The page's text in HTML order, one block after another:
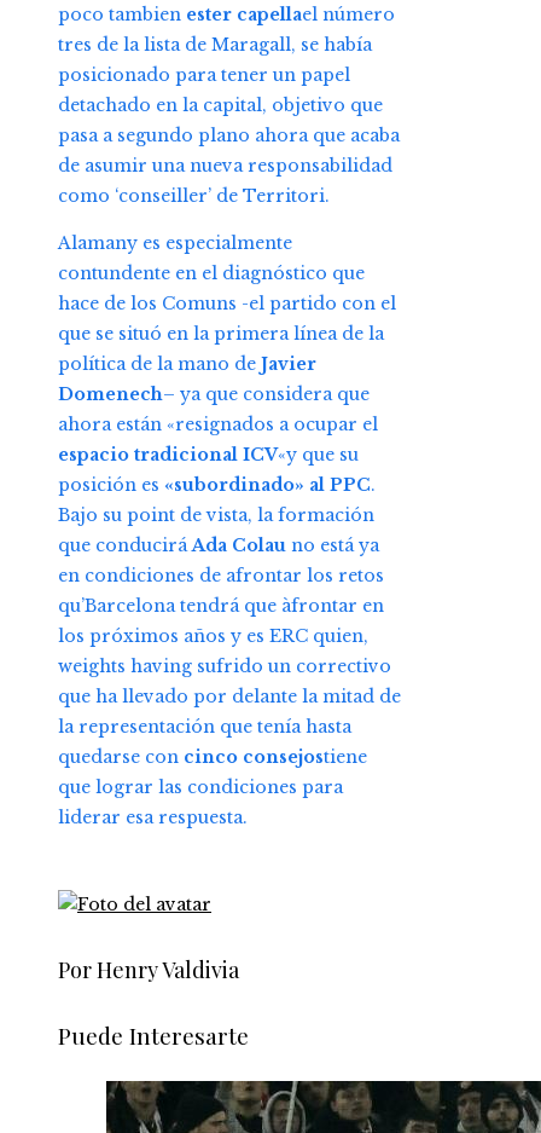
poco tambien ester capellael número
tres de la lista de Maragall, se había
posicionado para tener un papel
detachado en la capital, objetivo que
pasa a segundo plano ahora que acaba
de asumir una nueva responsabilidad
como ‘conseiller’ de Territori.
Alamany es especialmente
contundente en el diagnóstico que
hace de los Comuns -el partido con el
que se situó en la primera línea de la
política de la mano de Javier
Domenech– ya que considera que
ahora están «resignados a ocupar el
espacio tradicional ICV«y que su
posición es «subordinado» al PPC.
Bajo su point de vista, la formación
que conduciráAda Colau no está ya
en condiciones de afrontar los retos
qu’Barcelona tendrá que àfrontar en
los próximos años y es ERC quien,
weights having sufrido un correctivo
que ha llevado por delante la mitad de
la representación que tenía hasta
quedarse con cinco consejostiene
que lograr las condiciones para
liderar esa respuesta.
Por Henry Valdivia
Puede Interesarte